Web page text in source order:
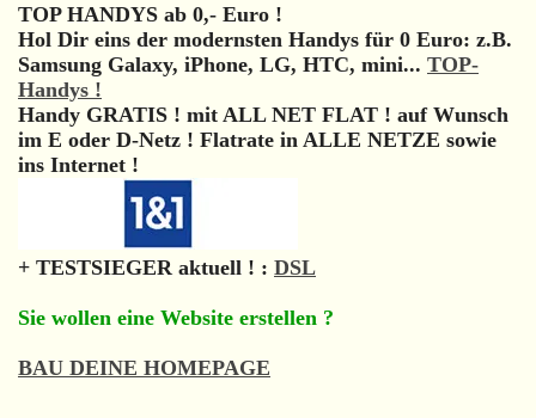
TOP HANDYS ab 0,- Euro !
Hol Dir eins der modernsten Handys für 0 Euro: z.B.
Samsung Galaxy, iPhone, LG, HTC, mini... TOP-
Handys !
Handy GRATIS ! mit ALL NET FLAT ! auf Wunsch
im E oder D-Netz ! Flatrate in ALLE NETZE sowie
ins Internet !
+ TESTSIEGER aktuell ! : DSL
Sie wollen eine Website erstellen ?
BAU DEINE HOMEPAGE